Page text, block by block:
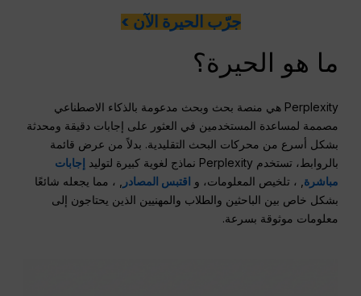
جرّب الحيرة الآن >
ما هو الحيرة؟
Perplexity هي منصة بحث وبحث مدعومة بالذكاء الاصطناعي
مصممة لمساعدة المستخدمين في العثور على إجابات دقيقة ومحدثة
بشكل أسرع من محركات البحث التقليدية. بدلاً من عرض قائمة
بالروابط، تستخدم Perplexity نماذج لغوية كبيرة لتوليد
إجابات
مباشرة , ، تلخيص المعلومات، و اقتبس المصادر
, ، مما يجعله شائعًا
بشكل خاص بين الباحثين والطلاب والمهنيين الذين يحتاجون إلى
معلومات موثوقة بسرعة.